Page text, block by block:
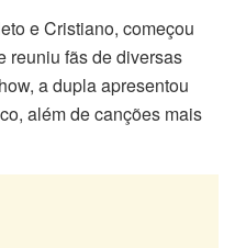
e Cristiano, começou
reuniu fãs de diversas
a dupla apresentou
além de canções mais